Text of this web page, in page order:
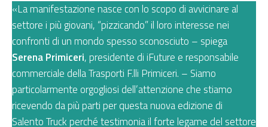
«La manifestazione nasce con lo scopo di avvicinare al
settore i più giovani, “pizzicando” il loro interesse nei
confronti di un mondo spesso sconosciuto – spiega
Serena Primiceri, presidente di iFuture e responsabile
commerciale della Trasporti F.lli Primiceri. – Siamo
particolarmente orgogliosi dell’attenzione che stiamo
ricevendo da più parti per questa nuova edizione di
Salento Truck perché testimonia il forte legame del settore